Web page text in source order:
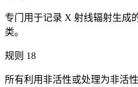
专门用于记录 X 射线辐射生成
类。
规则 18
所有利用非活性或处理为非活